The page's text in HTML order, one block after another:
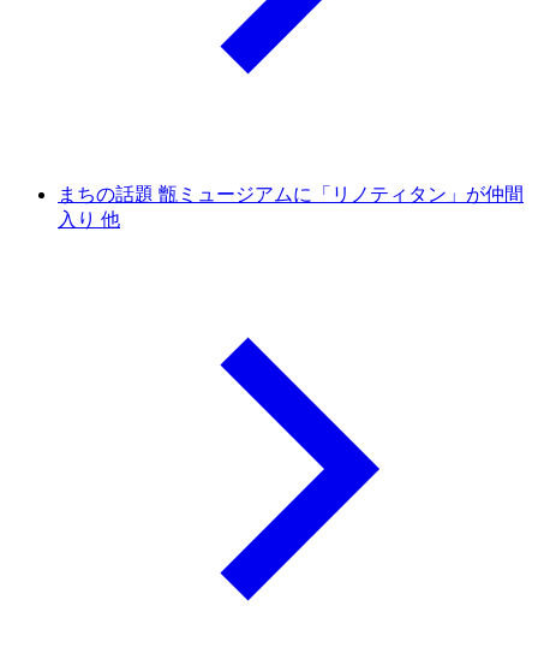
まちの話題 甑ミュージアムに「リノティタン」が仲間
入り 他